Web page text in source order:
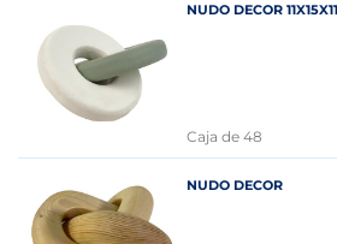
NUDO DECOR
Caja de 48
NUDO DECOR